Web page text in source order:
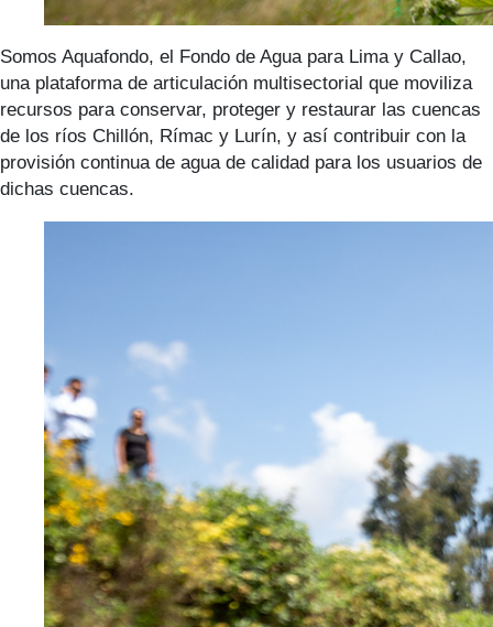
Somos Aquafondo, el Fondo de Agua para Lima y Callao,
una plataforma de articulación multisectorial que moviliza
recursos para conservar, proteger y restaurar las cuencas
de los ríos Chillón, Rímac y Lurín, y así contribuir con la
provisión continua de agua de calidad para los usuarios de
dichas cuencas.